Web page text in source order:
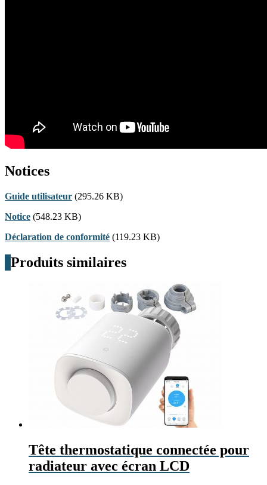
Notices
Guide utilisateur (295.26 KB)
Notice (548.23 KB)
Déclaration de conformité (119.23 KB)
Produits similaires
Tête thermostatique connectée pour
radiateur avec écran LCD